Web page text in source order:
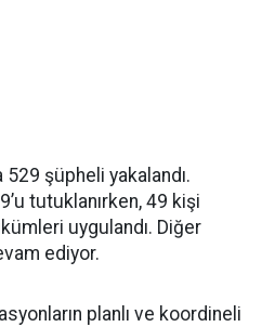
şüpheli yakalandı.
tutuklanırken, 49 kişi
uygulandı. Diğer
ediyor.
planlı ve koordineli